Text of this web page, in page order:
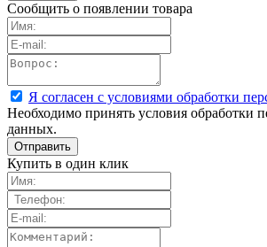
Сообщить о появлении товара
Я согласен с условиями обработки
Необходимо принять условия обработки
данных.
Купить в один клик